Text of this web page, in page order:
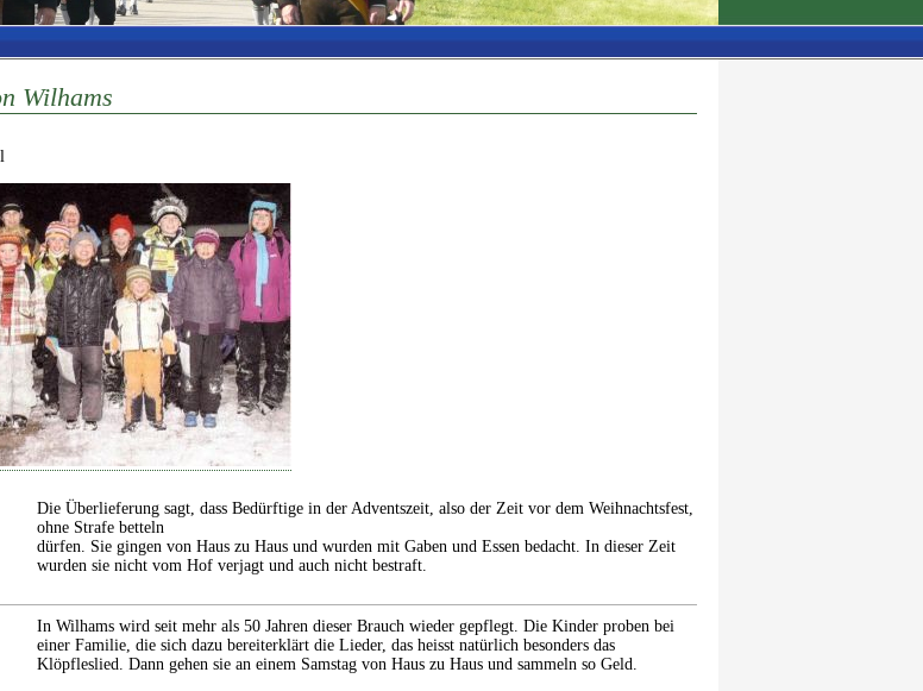
Wilhams
Die Überlieferung sagt, dass Bedürftige in der Adventszeit, also der Zeit vor dem Weihnachtsfest,
ohne Strafe betteln
dürfen. Sie gingen von Haus zu Haus und wurden mit Gaben und Essen bedacht. In dieser Zeit
wurden sie nicht vom Hof verjagt und auch nicht bestraft.
In Wilhams wird seit mehr als 50 Jahren dieser Brauch wieder gepflegt. Die Kinder proben bei
einer Familie, die sich dazu bereiterklärt die Lieder, das heisst natürlich besonders das
Klöpfleslied. Dann gehen sie an einem Samstag von Haus zu Haus und sammeln so Geld.